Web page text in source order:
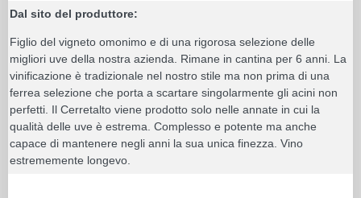
Dal sito del produttore:
Figlio del vigneto omonimo e di una rigorosa selezione delle
migliori uve della nostra azienda. Rimane in cantina per 6 anni. La
vinificazione è tradizionale nel nostro stile ma non prima di una
ferrea selezione che porta a scartare singolarmente gli acini non
perfetti. Il Cerretalto viene prodotto solo nelle annate in cui la
qualità delle uve è estrema. Complesso e potente ma anche
capace di mantenere negli anni la sua unica finezza. Vino
estrememente longevo.